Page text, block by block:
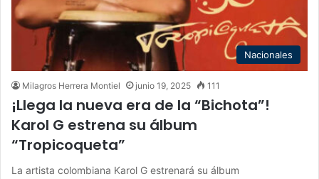
Nacionales
Milagros Herrera Montiel junio 19, 2025 111
¡Llega la nueva era de la “Bichota”!
Karol G estrena su álbum
“Tropicoqueta”
La artista colombiana Karol G estrenará su álbum